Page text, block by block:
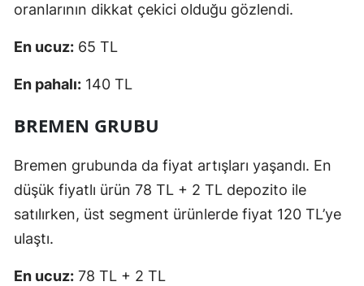
oranlarının dikkat çekici olduğu gözlendi.
En ucuz: 65 TL
En pahalı: 140 TL
BREMEN GRUBU
Bremen grubunda da fiyat artışları yaşandı. En
düşük fiyatlı ürün 78 TL + 2 TL depozito ile
satılırken, üst segment ürünlerde fiyat 120 TL’ye
ulaştı.
En ucuz: 78 TL + 2 TL